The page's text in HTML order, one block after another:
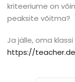
kriteeriume on
peaksite võitma?
Ja jälle, oma
https://